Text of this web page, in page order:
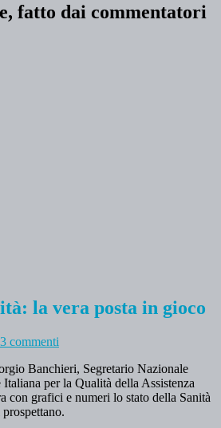
fatto dai commentatori
la vera posta in gioco
commenti
Banchieri, Segretario Nazionale
per la Qualità della Assistenza
con grafici e numeri lo stato della Sanità